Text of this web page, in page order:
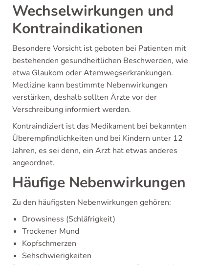
Wechselwirkungen und
Kontraindikationen
Besondere Vorsicht ist geboten bei Patienten mit
bestehenden gesundheitlichen Beschwerden, wie
etwa Glaukom oder Atemwegserkrankungen.
Meclizine kann bestimmte Nebenwirkungen
verstärken, deshalb sollten Ärzte vor der
Verschreibung informiert werden.
Kontraindiziert ist das Medikament bei bekannten
Überempfindlichkeiten und bei Kindern unter 12
Jahren, es sei denn, ein Arzt hat etwas anderes
angeordnet.
Häufige Nebenwirkungen
Zu den häufigsten Nebenwirkungen gehören:
Drowsiness (Schläfrigkeit)
Trockener Mund
Kopfschmerzen
Sehschwierigkeiten